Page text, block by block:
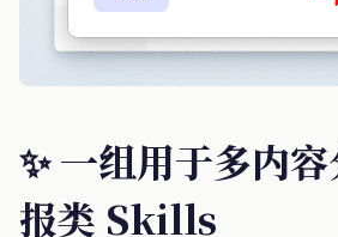
✨ 一组用于多内
报类 Skills